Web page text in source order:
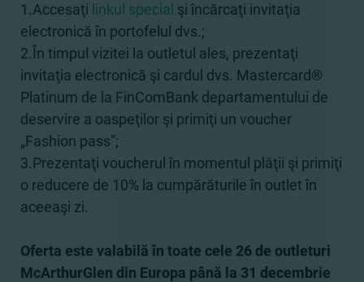
1.Accesaţi linkul special şi încărcaţi invitaţia
electronică în portofelul dvs.;
2.În timpul vizitei la outletul ales, prezentaţi
invitaţia electronică şi cardul dvs. Mastercard®
Platinum de la FinComBank departamentului de
deservire a oaspeţilor şi primiţi un voucher
„Fashion pass”;
3.Prezentaţi voucherul în momentul plăţii şi primiţi
o reducere de 10% la cumpărăturile în outlet în
aceeaşi zi.
Oferta este valabilă în toate cele 26 de outleturi
McArthurGlen din Europa până la 31 decembrie